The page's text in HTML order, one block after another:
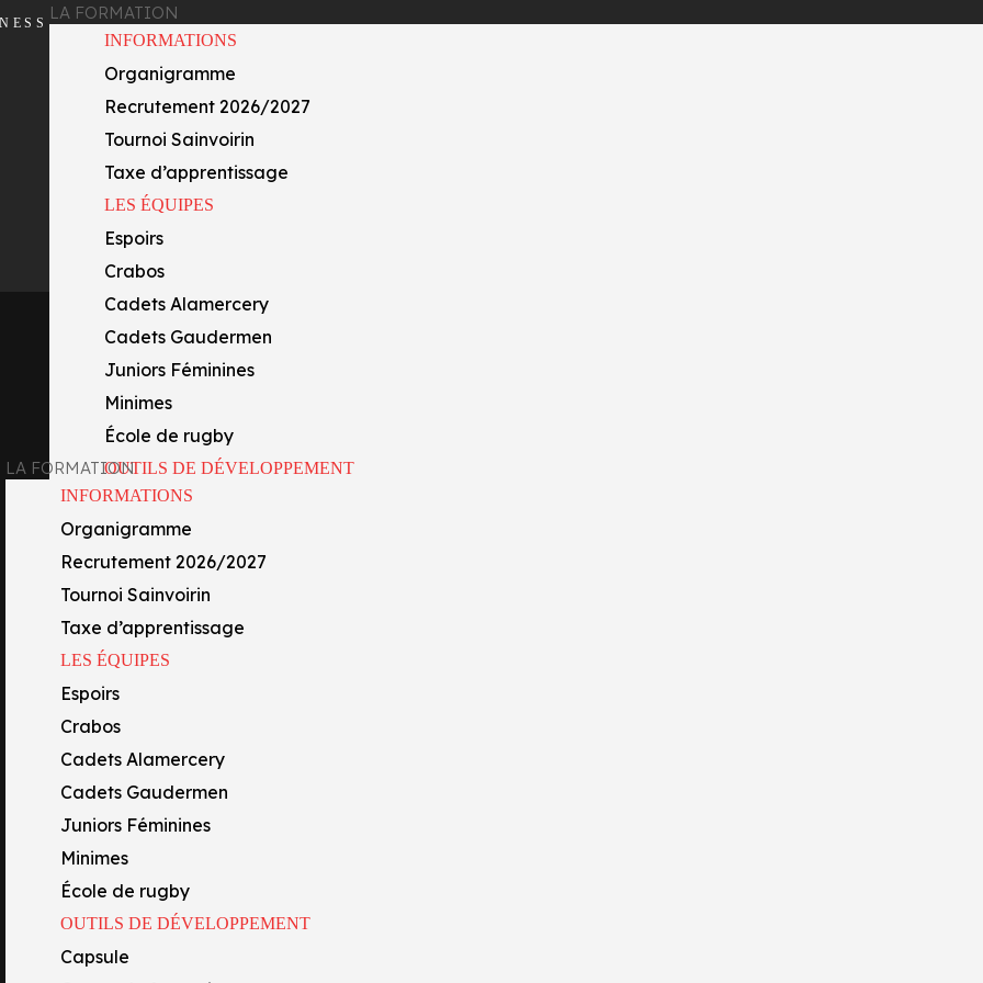
LA FORMATION
INFORMATIONS
Organigramme
Recrutement 2026/2027
Tournoi Sainvoirin
Taxe d’apprentissage
LES ÉQUIPES
Espoirs
Crabos
Cadets Alamercery
Cadets Gaudermen
Juniors Féminines
Minimes
École de rugby
OUTILS DE DÉVELOPPEMENT
Capsule
Centre de formation
Académie FFR
Oyo’Sphère
École Technique Privée
Section lycée
Section collège
Formations professionnelles
LA FORMATION
INFORMATIONS
Organigramme
Recrutement 2026/2027
Tournoi Sainvoirin
Taxe d’apprentissage
LES ÉQUIPES
Espoirs
Crabos
Cadets Alamercery
Cadets Gaudermen
Juniors Féminines
Minimes
École de rugby
OUTILS DE DÉVELOPPEMENT
Capsule
SEMAINE
Rugby, avec la réception de Soyaux-Angoulême ce vendredi 13 décembre.